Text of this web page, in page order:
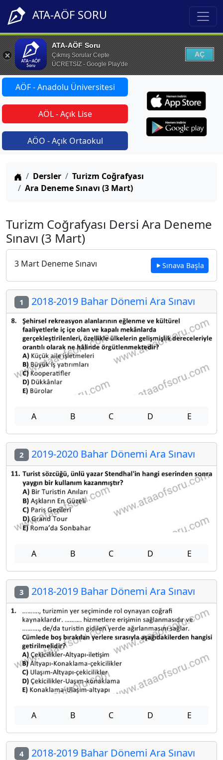
ATA-AÖF SORU
ATA-AÖF Soru
Çıkmış Sorular Cepte
ÜCRETSİZ - Google Play'de
AÇ
AÖF - Anadolu Üniversitesi
AÖL - Açık Lise
AÖO - Açık Ortaokul
Anasayfa
Dersler
Turizm Coğrafyası
Ara Deneme Sınavı (3 Mart)
Turizm Coğrafyası Dersi Ara Deneme
Sınavı (3 Mart)
3 Mart Deneme Sınavı Sınava Başla
1 2018-2019 Bahar Dönemi Ara Sınavı
A B C D E
2 2019-2020 Bahar Dönemi Ara Sınavı
A B C D E
3 2018-2019 Bahar Dönemi Ara Sınavı
A B C D E
4 2018-2019 Bahar Dönemi Ara Sınavı